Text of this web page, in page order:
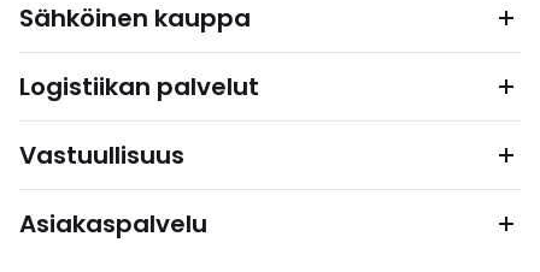
Sähköinen kauppa
Logistiikan palvelut
Vastuullisuus
Asiakaspalvelu